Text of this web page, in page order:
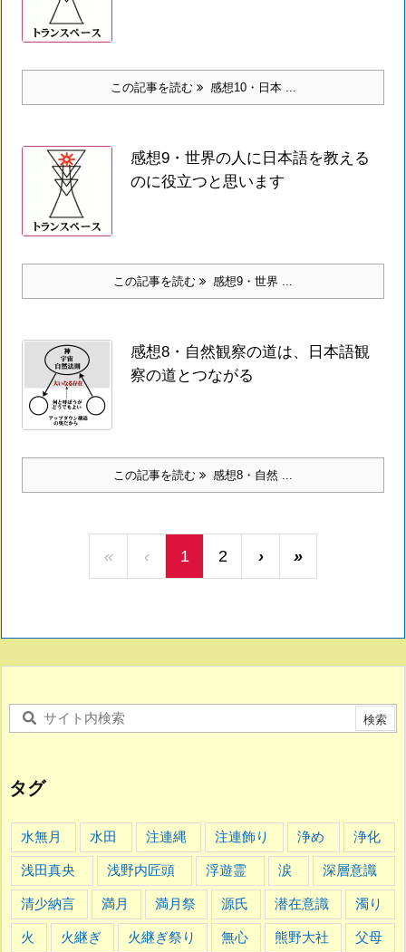
この記事を読む 感想10・日本 ...
感想9・世界の人に日本語を教える
のに役立つと思います
この記事を読む 感想9・世界 ...
感想8・自然観察の道は、日本語観
察の道とつながる
この記事を読む 感想8・自然 ...
« ‹ 1 2 › »
タグ
水無月 水田 注連縄 注連飾り 浄め 浄化
浅田真央 浅野内匠頭 浮遊霊 涙 深層意識
清少納言 満月 満月祭 源氏 潜在意識 濁り
火 火継ぎ 火継ぎ祭り 無心 熊野大社 父母